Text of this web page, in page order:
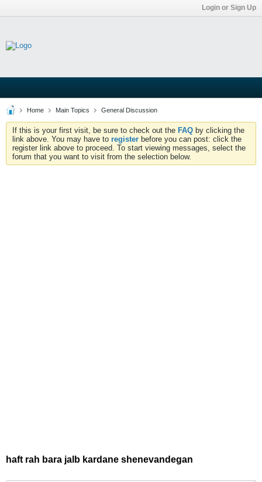
Login or Sign Up
Home Main Topics General Discussion
If this is your first visit, be sure to check out the FAQ by clicking the
link above. You may have to register before you can post: click the
register link above to proceed. To start viewing messages, select the
forum that you want to visit from the selection below.
haft rah bara jalb kardane shenevandegan